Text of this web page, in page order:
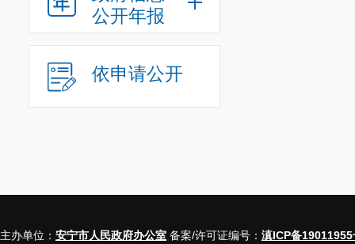
公开年报
依申请公开
主办单位： 安宁市人民政府办公室 备案/许可证编号： 滇ICP备